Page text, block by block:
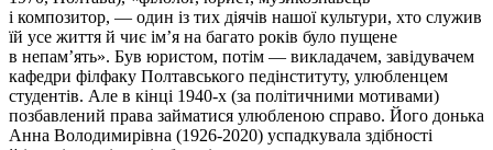
і композитор, — один із тих діячів нашої культури, хто служив
їй усе життя й чиє ім’я на багато років було пущене
в непам’ять». Був юристом, потім — викладачем, завідувачем
кафедри філфаку Полтавського педінституту, улюбленцем
студентів. Але в кінці 1940-х (за політичними мотивами)
позбавлений права займатися улюбленою справо. Його донька
Анна Володимирівна (1926-2020) успадкувала здібності